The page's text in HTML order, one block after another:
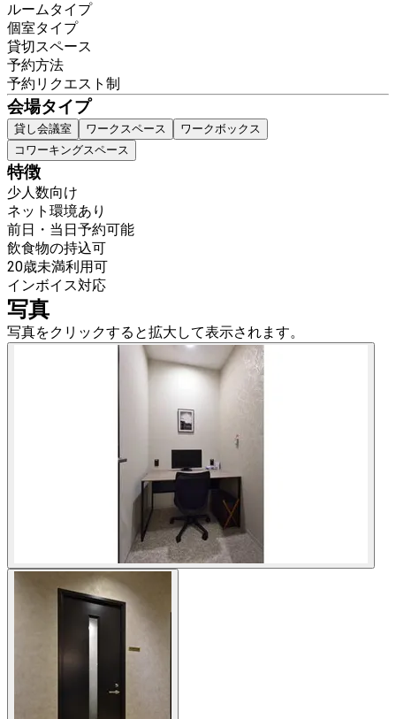
ルームタイプ
個室タイプ
貸切スペース
予約方法
予約リクエスト制
会場タイプ
貸し会議室 ワークスペース
ワークボックス
コワーキングスペース
特徴
少人数向け
ネット環境あり
前日・当日予約可能
飲食物の持込可
20歳未満利用可
インボイス対応
写真
写真をクリックすると拡大して表示されます。